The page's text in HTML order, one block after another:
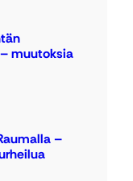
muutoksia
–